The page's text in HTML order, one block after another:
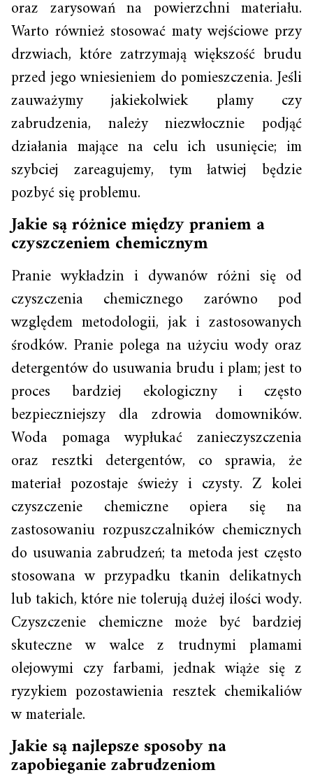
oraz zarysowań na powierzchni materiału.
Warto również stosować maty wejściowe przy
drzwiach, które zatrzymają większość brudu
przed jego wniesieniem do pomieszczenia. Jeśli
zauważymy jakiekolwiek plamy czy
zabrudzenia, należy niezwłocznie podjąć
działania mające na celu ich usunięcie; im
szybciej zareagujemy, tym łatwiej będzie
pozbyć się problemu.
Jakie są różnice między praniem a
czyszczeniem chemicznym
Pranie wykładzin i dywanów różni się od
czyszczenia chemicznego zarówno pod
względem metodologii, jak i zastosowanych
środków. Pranie polega na użyciu wody oraz
detergentów do usuwania brudu i plam; jest to
proces bardziej ekologiczny i często
bezpieczniejszy dla zdrowia domowników.
Woda pomaga wypłukać zanieczyszczenia
oraz resztki detergentów, co sprawia, że
materiał pozostaje świeży i czysty. Z kolei
czyszczenie chemiczne opiera się na
zastosowaniu rozpuszczalników chemicznych
do usuwania zabrudzeń; ta metoda jest często
stosowana w przypadku tkanin delikatnych
lub takich, które nie tolerują dużej ilości wody.
Czyszczenie chemiczne może być bardziej
skuteczne w walce z trudnymi plamami
olejowymi czy farbami, jednak wiąże się z
ryzykiem pozostawienia resztek chemikaliów
w materiale.
Jakie są najlepsze sposoby na
zapobieganie zabrudzeniom